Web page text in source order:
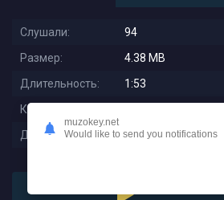
Слушали:
94
Размер:
4.38 MB
Длительность:
1:53
Качество:
Дата релиза:
2025-08-05 13:12:02
muzokey.net
Would like to send you notifications